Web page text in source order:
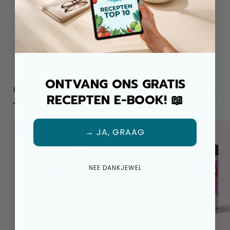
BELIEBTE PRODUKTE
MISCHEN & NACHFÜLLUNGEN GEWÜRZE & GEWÜRZE
ONTVANG ONS GRATIS
RECEPTEN E-BOOK! 📖
→ JA, GRAAG
NEE DANKJEWEL